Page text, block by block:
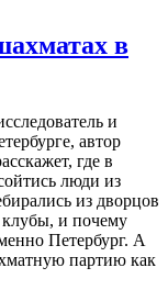
в
и
автор
где в
люди из
из дворцов
клубы, и почему
Петербург. А
партию как